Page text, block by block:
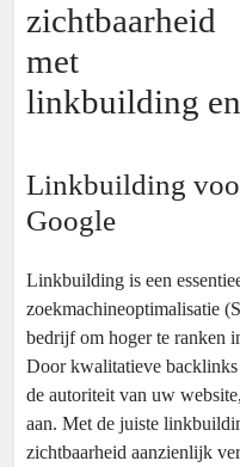
zichtbaarheid
met
linkbuilding
Linkbuilding
Google
Linkbuilding is een
zoekmachineoptimalisatie
bedrijf om hoger te ranken
Door kwalitatieve
de autoriteit van uw
aan. Met de juiste
zichtbaarheid aanzienlijk